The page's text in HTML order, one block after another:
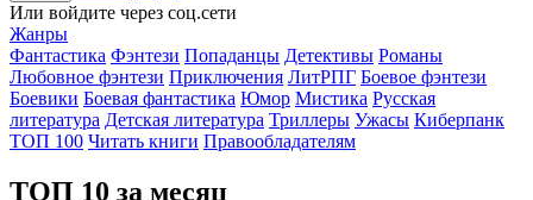
Или войдите через соц.сети
Жанры
Фантастика Фэнтези Попаданцы Детективы Романы
Любовное фэнтези Приключения ЛитРПГ Боевое фэнтези
Боевики Боевая фантастика Юмор Мистика Русская
литература Детская литература Триллеры Ужасы Киберпанк
ТОП 100 Читать книги Правообладателям
ТОП 10 за месяц